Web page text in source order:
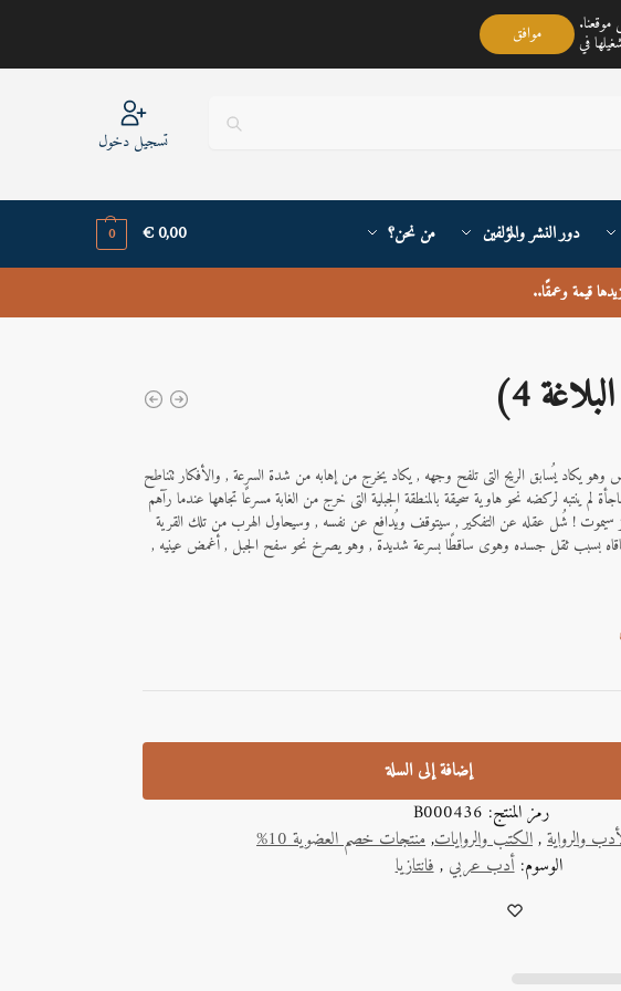
والعالم
تسجيل دخول
دور النشر والمؤلفين من نحن؟ 0,00
€
0
قيمة وعمقًا..
4)
يكاد يُسابق الريح التى تلفح وجهه , يكاد يخرج من إهابه من شدة السرعة , والأفكار تتناطح
لم ينتبه لركضه نحو هاوية سحيقة بالمنطقة الجبلية التى خرج من الغابة مسرعًا تجاهها عندما رآهم
قفز سيموت ! شُل عقله عن التفكير , سيتوقف ويُدافع عن نفسه , وسيحاول الهرب من تلك القرية
ساقاه بسبب ثقل جسده وهوى ساقطًا بسرعة شديدة , وهو يصرخ نحو سفح الجبل , أغمض عينيه ,
إضافة إلى السلة
رمز المنتج: B000436
والرواية,الكتب والروايات,منتجات خصم العضوية 10%
الوسوم:أدب عربي ,فانتازيا
موافق